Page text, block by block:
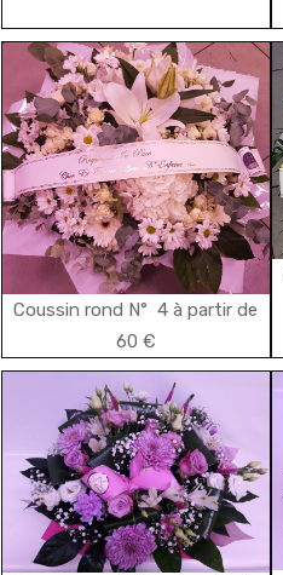
Coussin rond N° 4 à partir de
60 €